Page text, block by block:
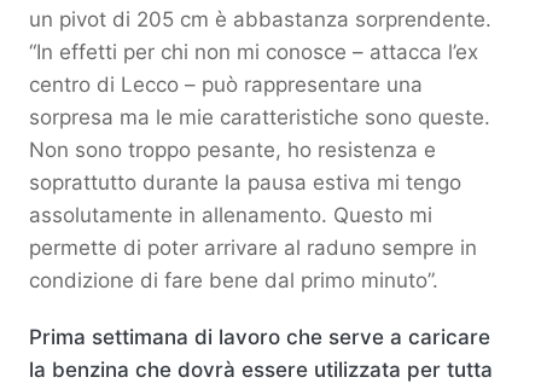
un pivot di 205 cm è abbastanza sorprendente.
“In effetti per chi non mi conosce – attacca l’ex
centro di Lecco – può rappresentare una
sorpresa ma le mie caratteristiche sono queste.
Non sono troppo pesante, ho resistenza e
soprattutto durante la pausa estiva mi tengo
assolutamente in allenamento. Questo mi
permette di poter arrivare al raduno sempre in
condizione di fare bene dal primo minuto”.
Prima settimana di lavoro che serve a caricare
la benzina che dovrà essere utilizzata per tutta